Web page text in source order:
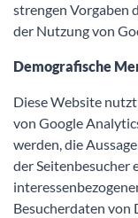
strengen Vorgaben
der Nutzung von
Demografische
Diese Website
von Google
werden, die
der Seitenbesucher
Besucherdaten